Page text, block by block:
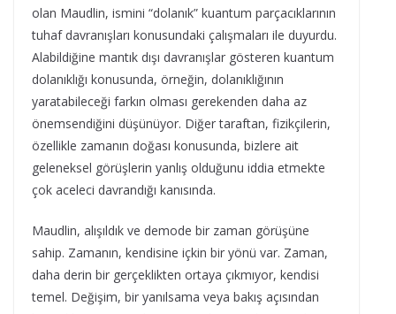
olan Maudlin, ismini “dolanık” kuantum parçacıklarının
tuhaf davranışları konusundaki çalışmaları ile duyurdu.
Alabildiğine mantık dışı davranışlar gösteren kuantum
dolanıklığı konusunda, örneğin, dolanıklığının
yaratabileceği farkın olması gerekenden daha az
önemsendiğini düşünüyor. Diğer taraftan, fizikçilerin,
özellikle zamanın doğası konusunda, bizlere ait
geleneksel görüşlerin yanlış olduğunu iddia etmekte
çok aceleci davrandığı kanısında.
Maudlin, alışıldık ve demode bir zaman görüşüne
sahip. Zamanın, kendisine içkin bir yönü var. Zaman,
daha derin bir gerçeklikten ortaya çıkmıyor, kendisi
temel. Değişim, bir yanılsama veya bakış açısından